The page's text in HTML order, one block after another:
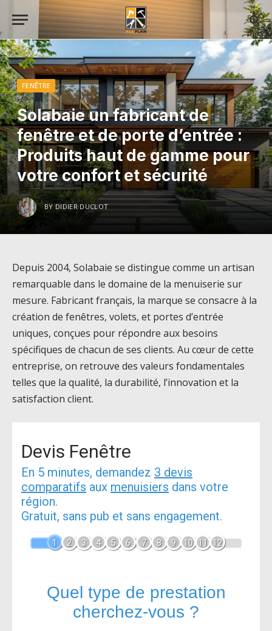
FENÊTRE
Solabaie un fabricant de
fenêtre et de porte d’entrée :
Produits haut de gamme pour
votre confort et sécurité
BY DIDIER DUCLOT
Depuis 2004, Solabaie se distingue comme un artisan
remarquable dans le domaine de la menuiserie sur
mesure. Fabricant français, la marque se consacre à la
création de fenêtres, volets, et portes d’entrée
uniques, conçues pour répondre aux besoins
spécifiques de chacun de ses clients. Au cœur de cette
entreprise, on retrouve des valeurs fondamentales
telles que la qualité, la durabilité, l’innovation et la
satisfaction client.
Devis Fenêtre
En 5 minutes, demandez 3 devis
comparatifs aux menuisiers dans votre
région.
Gratuit, sans pub et sans engagement.
1 2 3 4 5 6 7 8 9 10 11 12
Quel type de prestation
cherchez-vous ?